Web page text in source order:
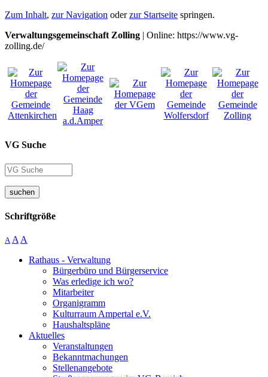
Zum Inhalt, zur Navigation oderzur Startseite springen.
Verwaltungsgemeinschaft Zolling | Online: https://www.vg-
zolling.de/
VG Suche
suchen
Schriftgröße
A A A
Rathaus - Verwaltung
Bürgerbüro und Bürgerservice
Was erledige ich wo?
Mitarbeiter
Organigramm
Kulturraum Ampertal e.V.
Haushaltspläne
Aktuelles
Veranstaltungen
Bekanntmachungen
Stellenangebote